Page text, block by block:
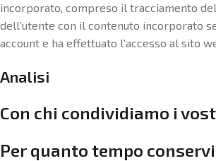
incorporato, compreso il tracciamento
dell’utente con il contenuto incorporato
account e ha effettuato l’accesso al sito
Analisi
Con chi condividiamo i
Per quanto tempo